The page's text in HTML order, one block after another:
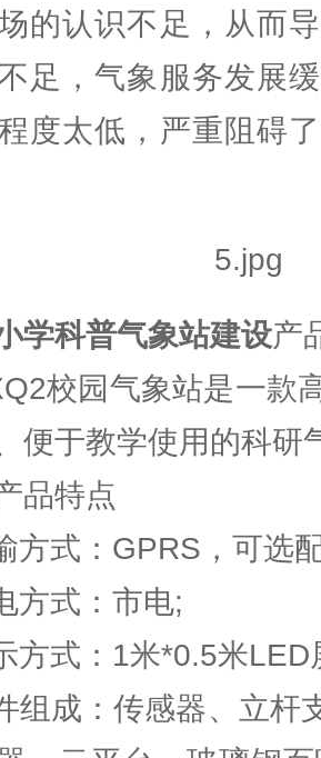
的认识不足，从而
足，气象服务发展
度太低，严重阻碍
学科普气象站建设产
园气象站是一款
便于教学使用的科研
特点
式：GPRS，可选
式：市电;
式：1米*0.5米LED
成：传感器、立杆